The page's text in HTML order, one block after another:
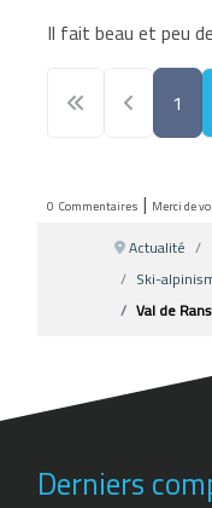
Il fait beau et peu
1
0 Commentaires | Merci de
Actualité
Ski-
Val de
Derniers